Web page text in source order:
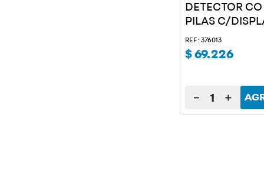
DETECTOR
PILAS C/
REF: 376013
$69.226
＋
－